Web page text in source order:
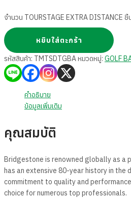
จำนวน TOURSTAGE EXTRA DISTANCE ชิ้
หยิบใส่ตะกร้า
รหัสสินค้า: TMTSDTGBAหมวดหมู่: GOLF
คำอธิบาย
ข้อมูลเพิ่มเติม
คุณสมบัติ
Bridgestone is renowned globally as a
has an extensive 80-year history in
commitment to quality and
choice for numerous top professionals.